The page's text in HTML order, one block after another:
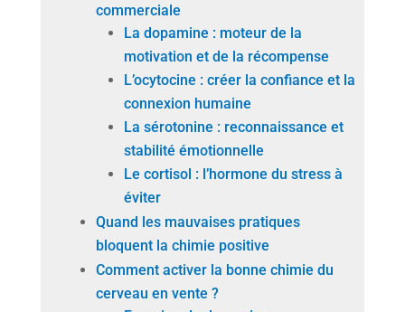
commerciale
La dopamine : moteur de la
motivation et de la récompense
L’ocytocine : créer la confiance et la
connexion humaine
La sérotonine : reconnaissance et
stabilité émotionnelle
Le cortisol : l’hormone du stress à
éviter
Quand les mauvaises pratiques
bloquent la chimie positive
Comment activer la bonne chimie du
cerveau en vente ?